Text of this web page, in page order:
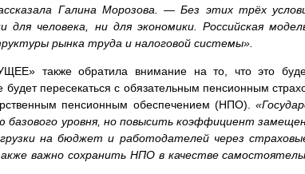
Галина Морозова. — Без этих трёх
человека, ни для экономики. Российская
рынка труда и налоговой системы».
также обратила внимание на то, что это
будет пересекаться с обязательным пенсионным
пенсионным обеспечением (НПО).
уровня, но повысить коэффициент
на бюджет и работодателей через
важно сохранить НПО в качестве